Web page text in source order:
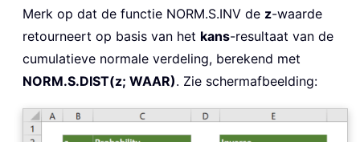
Merk op dat de functie NORM.S.INV de z-waarde
retourneert op basis van het kans-resultaat van de
cumulatieve normale verdeling, berekend met
NORM.S.DIST(z; WAAR). Zie schermafbeelding: